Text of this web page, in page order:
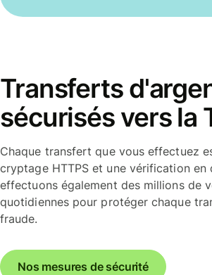
Transferts
sécurisés vers la
Chaque transfert que vous effectuez
cryptage HTTPS et une vérification en
effectuons également des millions de
quotidiennes pour protéger chaque
fraude.
Nos mesures de sécurité